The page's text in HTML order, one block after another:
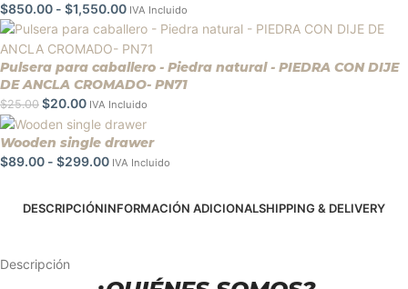
$850.00 - $1,550.00 IVA Incluido
Pulsera para caballero - Piedra natural - PIEDRA CON DIJE
DE ANCLA CROMADO- PN71
$25.00 $20.00 IVA Incluido
Wooden single drawer
$89.00 - $299.00 IVA Incluido
DESCRIPCIÓNINFORMACIÓN ADICIONALSHIPPING & DELIVERY
Descripción